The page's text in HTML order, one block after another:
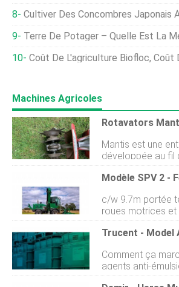
Cultiver Des Concombres Japonais À La Maison |
Terre De Potager – Quelle Est La Meilleure Terre Pour
Coût De L'agriculture Biofloc, Coût D'installation
Machines Agricoles
Mantis est une
développée au fil
désormais une
motoculteurs de
La Mante est
très facile à
million de ces
dans le monde entier. Leur
est devenue
en raison de sa
fiabilité, sans
fonctionnement.
c/w 9.7m portée
roues motrices et
commandes
Moteur John
fléaux à haut
Comment ça
agents anti-
appelés désémulsifiants ) sont